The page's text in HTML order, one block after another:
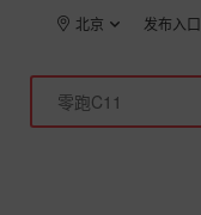
发布入口
北京